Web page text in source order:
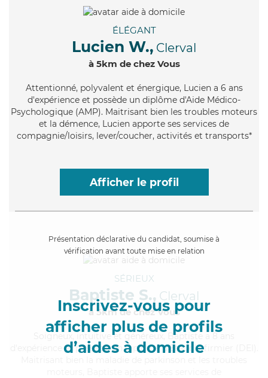
ÉLÉGANT
Lucien W., Clerval
à 5km de chez Vous
Attentionné, polyvalent et énergique, Lucien a 6 ans
d'expérience et possède un diplôme d'Aide Médico-
Psychologique (AMP). Maitrisant bien les troubles moteurs
et la démence, Lucien apporte ses services de
compagnie/loisirs, lever/coucher, activités et transports*
Afficher le profil
Présentation déclarative du candidat, soumise à
vérification avant toute mise en relation
Inscrivez-vous pour
afficher plus de profils
d’aides à domicile
SÉRIEUX
Baptiste S., Clerval
à 5km de chez Vous
, intuitive et généreux, Baptiste a 8 ans
d'expérience et possède un diplôme d'Etat d'infirmier (DEI).